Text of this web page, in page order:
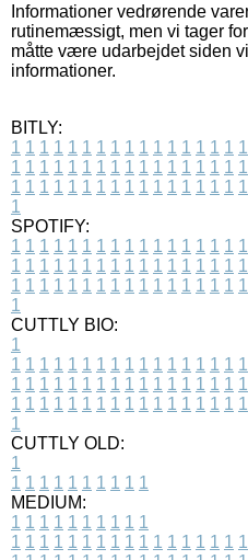
Informationer vedrørende
rutinemæssigt, men vi tager
måtte være udarbejdet siden
informationer.
BITLY:
1 1 1 1 1 1 1 1 1 1 1 1 1 1 1 1 1
1 1 1 1 1 1 1 1 1 1 1 1 1 1 1 1 1
1 1 1 1 1 1 1 1 1 1 1 1 1 1 1 1 1
1
SPOTIFY:
1 1 1 1 1 1 1 1 1 1 1 1 1 1 1 1 1
1 1 1 1 1 1 1 1 1 1 1 1 1 1 1 1 1
1 1 1 1 1 1 1 1 1 1 1 1 1 1 1 1 1
1
CUTTLY BIO:
1
1 1 1 1 1 1 1 1 1 1 1 1 1 1 1 1 1
1 1 1 1 1 1 1 1 1 1 1 1 1 1 1 1 1
1 1 1 1 1 1 1 1 1 1 1 1 1 1 1 1 1
1
CUTTLY OLD:
1
1 1 1 1 1 1 1 1 1 1
MEDIUM:
1 1 1 1 1 1 1 1 1 1
1 1 1 1 1 1 1 1 1 1 1 1 1 1 1 1 1